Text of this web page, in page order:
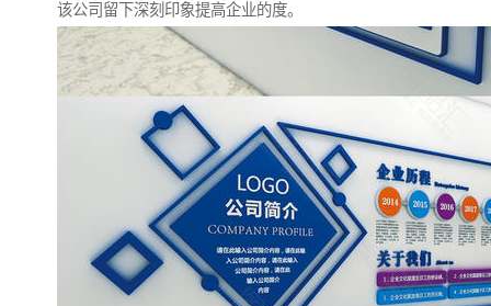
该公司留下深刻印象提高企业的度。